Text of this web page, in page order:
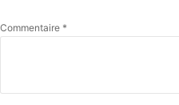
Commentaire *